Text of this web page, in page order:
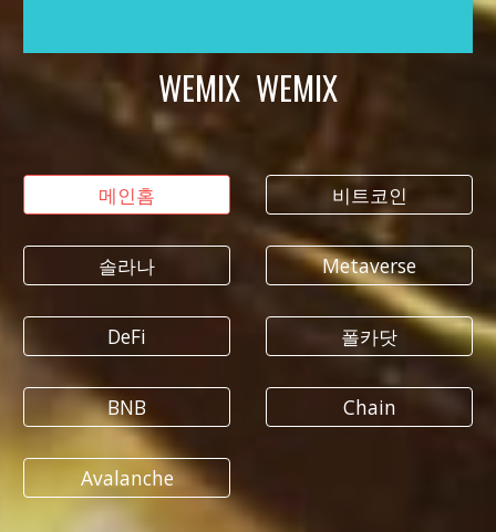
WEMIX WEMIX
메인홈
솔라나
DeFi
BNB
Avalanche
비트코인
Metaverse
폴카닷
Chain